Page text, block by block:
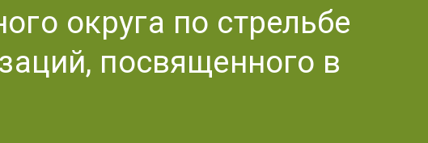
Аграрный
округа по стрельбе
посвященного в